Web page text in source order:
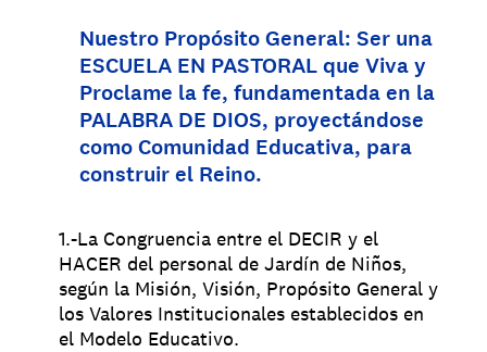
Nuestro Propósito General: Ser una
ESCUELA EN PASTORAL que Viva y
Proclame la fe, fundamentada en la
PALABRA DE DIOS, proyectándose
como Comunidad Educativa, para
construir el Reino.
1.-La Congruencia entre el DECIR y el
HACER del personal de Jardín de Niños,
según la Misión, Visión, Propósito General y
los Valores Institucionales establecidos en
el Modelo Educativo.